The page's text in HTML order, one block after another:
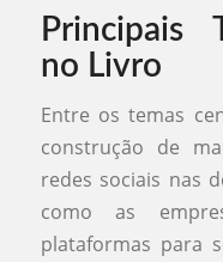
Principais
no Livro
Entre os temas
construção de
redes sociais nas
como as
plataformas para